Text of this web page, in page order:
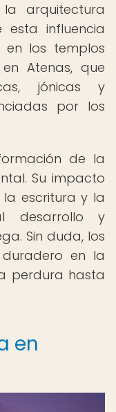
arquitectura
esta influencia
en los templos
Atenas, que
jónicas y
por los
de la
Su impacto
escritura y la
desarrollo y
Sin duda, los
en la
perdura hasta
en